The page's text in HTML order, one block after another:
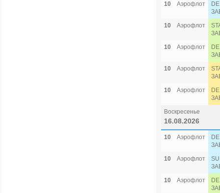
10
Аэрофлот
10
Аэрофлот
10
Аэрофлот
10
Аэрофлот
10
Аэрофлот
Воскресенье
16.08.2026
10 Аэрофлот
10
Аэрофлот
10
Аэрофлот